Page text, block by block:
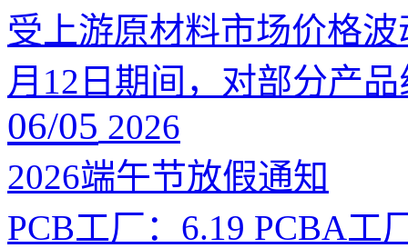
受上游原材料市场价格
月12日期间，对部分产
06/05 2026
2026端午节放假通知
PCB工厂：6.19 PCBA工